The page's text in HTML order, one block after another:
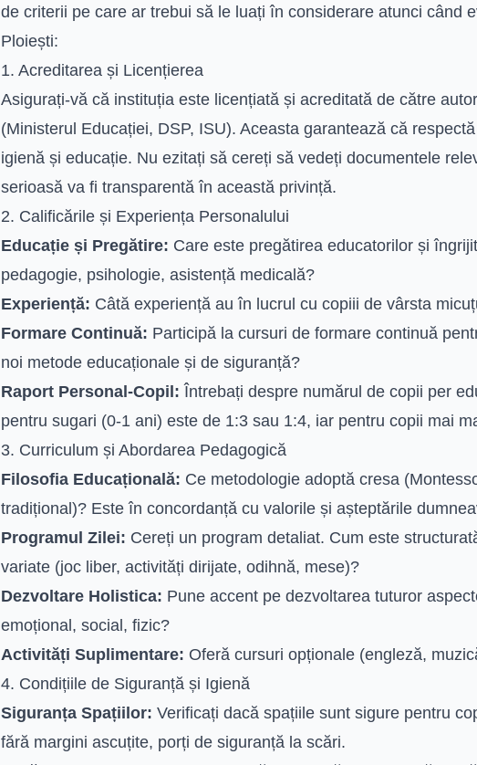
de criterii pe care ar trebui să le luați în considerare atunci când
Ploiești:
1. Acreditarea și Licențierea
Asigurați-vă că instituția este licențiată și acreditată de către
(Ministerul Educației, DSP, ISU). Aceasta garantează că
igienă și educație. Nu ezitați să cereți să vedeți documentele
serioasă va fi transparentă în această privință.
2. Calificările și Experiența Personalului
Educație și Pregătire: Care este pregătirea educatorilor și
pedagogie, psihologie, asistență medicală?
Experiență: Câtă experiență au în lucrul cu copiii de vârsta
Formare Continuă: Participă la cursuri de formare continuă
noi metode educaționale și de siguranță?
Raport Personal-Copil: Întrebați despre numărul de copii per
pentru sugari (0-1 ani) este de 1:3 sau 1:4, iar pentru copii mai
3. Curriculum și Abordarea Pedagogică
Filosofia Educațională: Ce metodologie adoptă cresa
tradițional)? Este în concordanță cu valorile și așteptările
Programul Zilei: Cereți un program detaliat. Cum este
variate (joc liber, activități dirijate, odihnă, mese)?
Dezvoltare Holistica: Pune accent pe dezvoltarea tuturor
emoțional, social, fizic?
Activități Suplimentare: Oferă cursuri opționale (engleză,
4. Condițiile de Siguranță și Igienă
Siguranța Spațiilor: Verificați dacă spațiile sunt sigure pentru
fără margini ascuțite, porți de siguranță la scări.